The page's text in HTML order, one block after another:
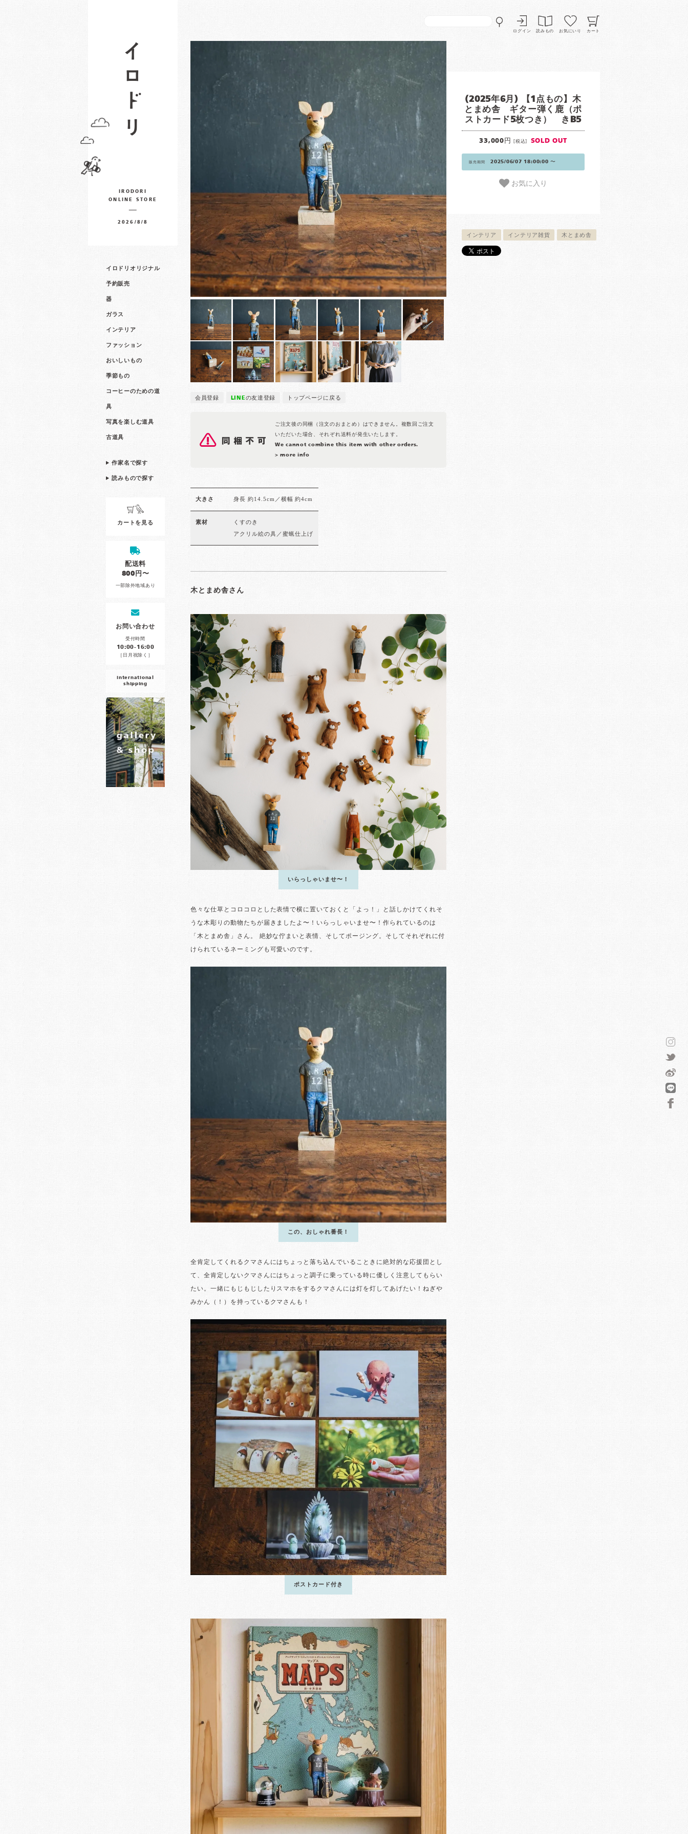
ログイン 読みもの お気にいり カート
IRODORI
ONLINE STORE
2026/8/8
イロドリオリジナル
予約販売
器
ガラス
インテリア
ファッション
おいしいもの
季節もの
コーヒーのための道
具
写真を楽しむ道具
古道具
作家名で探す
読みもので探す
カートを見る
配送料
800円〜
一部除外地域あり
お問い合わせ
受付時間
10:00-16:00
［日月祝除く］
international
shipping
会員登録 LINEの友達登録 トップページに戻る
ご注文後の同梱（注文のおまとめ）はできません。複数回ご注文
いただいた場合、それぞれ送料が発生いたします。
We cannot combine this item with other orders.
> more info
(2025年6月) 【1点もの】木
とまめ舎 ギター弾く鹿（ポ
ストカード5枚つき） きB5
33,000円[税込] SOLD OUT
販売期間 2025/06/07 18:00:00 〜
お気に入り
インテリア インテリア雑貨 木とまめ舎
大きさ 身長 約14.5cm／横幅 約4cm
素材
くすのき
アクリル絵の具／蜜蝋仕上げ
木とまめ舎さん
いらっしゃいませ〜！
色々な仕草とコロコロとした表情で横に置いておくと「よっ！」と話しかけてくれそ
うな木彫りの動物たちが届きましたよ〜！いらっしゃいませ〜！作られているのは
「木とまめ舎」さん。 絶妙な佇まいと表情、そしてポージング。そしてそれぞれに付
けられているネーミングも可愛いのです。
この、おしゃれ番長！
全肯定してくれるクマさんにはちょっと落ち込んでいることきに絶対的な応援団とし
て、全肯定しないクマさんにはちょっと調子に乗っている時に優しく注意してもらい
たい。一緒にもじもじしたりスマホをするクマさんには灯を灯してあげたい！ねぎや
みかん（！）を持っているクマさんも！
ポストカード付き